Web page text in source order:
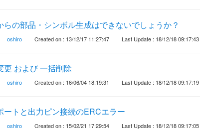
らの部品・シンボル生成はできないでしょうか？
oshiro Created on : 13/12/17 11:27:47 Last Update : 18/12/18 09:17:43
更 および 一括削除
oshiro Created on : 16/06/04 18:19:31 Last Update : 18/12/18 09:17:19
ートと出力ピン接続のERCエラー
oshiro Created on : 15/02/21 17:29:54 Last Update : 18/12/18 09:17:05